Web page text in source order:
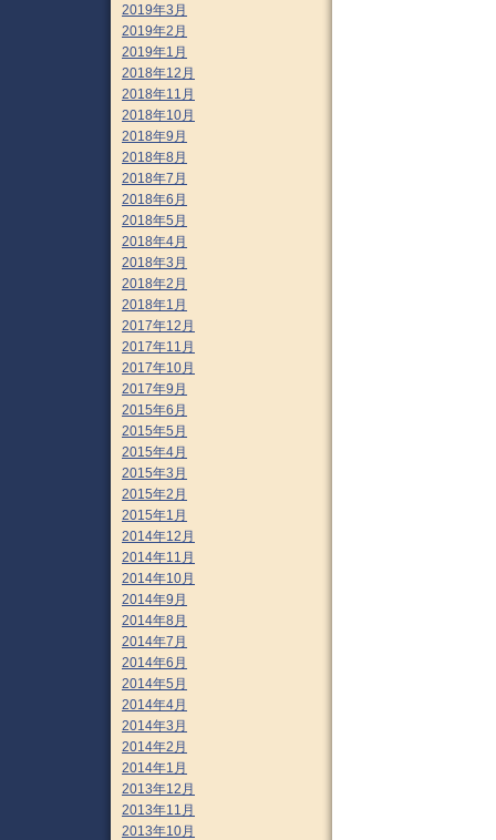
2019年3月
2019年2月
2019年1月
2018年12月
2018年11月
2018年10月
2018年9月
2018年8月
2018年7月
2018年6月
2018年5月
2018年4月
2018年3月
2018年2月
2018年1月
2017年12月
2017年11月
2017年10月
2017年9月
2015年6月
2015年5月
2015年4月
2015年3月
2015年2月
2015年1月
2014年12月
2014年11月
2014年10月
2014年9月
2014年8月
2014年7月
2014年6月
2014年5月
2014年4月
2014年3月
2014年2月
2014年1月
2013年12月
2013年11月
2013年10月